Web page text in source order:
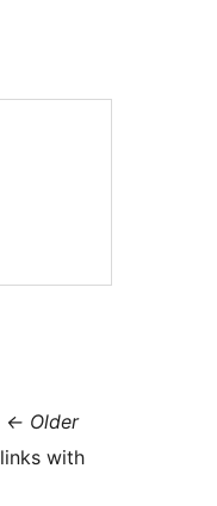
← Older
links with